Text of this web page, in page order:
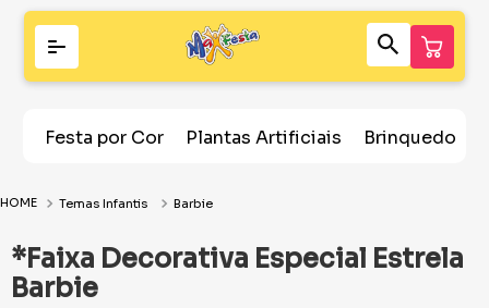
Festa por Cor Plantas Artificiais Brinquedos
Temas Infantis Barbie
*Faixa Decorativa Especial Estrela
Barbie